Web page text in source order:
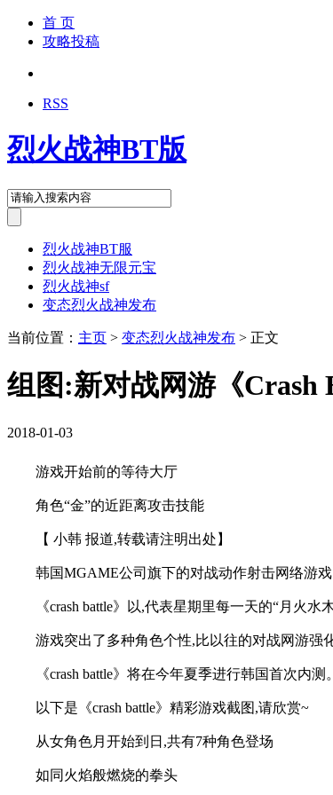
首 页
攻略投稿
RSS
烈火战神BT版
烈火战神BT服
烈火战神无限元宝
烈火战神sf
变态烈火战神发布
当前位置： 主页 > 变态烈火战神发布 > 正文
组图:新对战网游《Crash
2018-01-03
游戏开始前的等待大厅
角色“金”的近距离攻击技能
【 小韩 报道,转载请注明出处】
韩国MGAME公司旗下的对战动作射击网络游戏
《crash battle》以,代表星期里每一天的“月火
游戏突出了多种角色个性,比以往的对战网游强
《crash battle》将在今年夏季进行韩国首次内测。
以下是《crash battle》精彩游戏截图,请欣赏~
从女角色月开始到日,共有7种角色登场
如同火焰般燃烧的拳头